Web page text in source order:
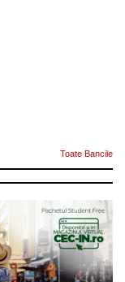
Toate Bancile